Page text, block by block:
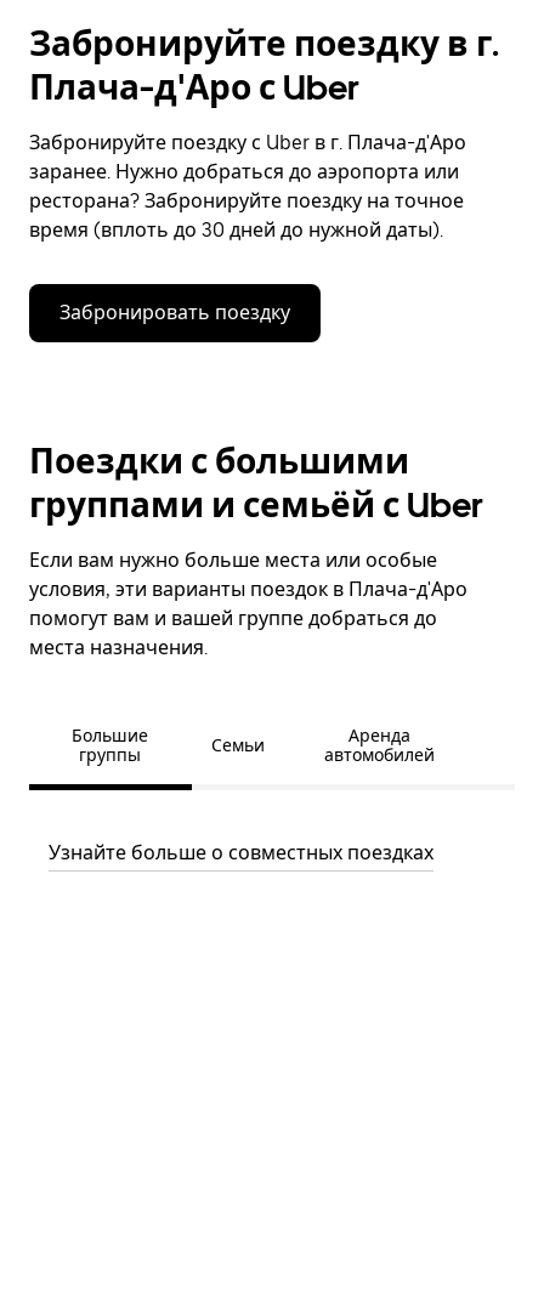
Забронируйте поездку в г.
Плача-д'Аро с Uber
Забронируйте поездку с Uber в г. Плача-д'Аро
заранее. Нужно добраться до аэропорта или
ресторана? Забронируйте поездку на точное
время (вплоть до 30 дней до нужной даты).
Забронировать поездку
Поездки с большими
группами и семьёй с Uber
Если вам нужно больше места или особые
условия, эти варианты поездок в Плача-д'Аро
помогут вам и вашей группе добраться до
места назначения.
Большие
группы
Семьи
Аренда
автомобилей
Узнайте больше о совместных поездках